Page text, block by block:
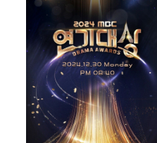
《你好，12315》，以三座城市
的市场监督管理所为切入点，
真实记录基层市监局执法人员
们维护市场秩序、打击违法行
为的日常，直击老百姓“急难愁
盼”的焦点问题，展现他们在执
法与帮扶中